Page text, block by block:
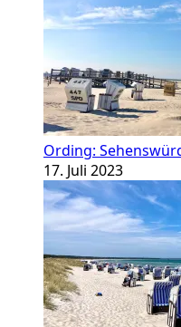
Ording:
17. Juli 2023